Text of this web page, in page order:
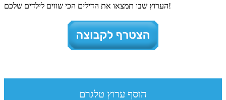
הערוץ שבו תמצאו את הדילים הכי שווים לילדים שלכם!
הוסף ערוץ טלגרם